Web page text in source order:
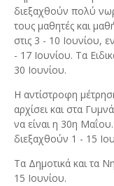
διεξαχθούν πολύ
τους μαθητές και
στις 3 - 10 Ιουνίου,
- 17 Ιουνίου. Τα
30 Ιουνίου.
Η αντίστροφη
αρχίσει και στα
να είναι η 30η
διεξαχθούν 1 - 15
Τα Δημοτικά και τα
15 Ιουνίου.